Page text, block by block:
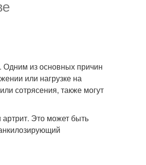
из основных причин
или нагрузке на
сотрясения, также могут
Это может быть